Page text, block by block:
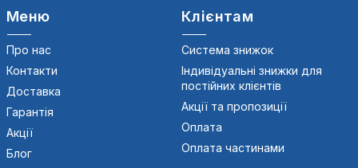
Меню
Про нас
Контакти
Доставка
Гарантія
Акції
Блог
Клієнтам
Система знижок
Індивідуальні знижки для
постійних клієнтів
Акції та пропозиції
Оплата
Оплата частинами